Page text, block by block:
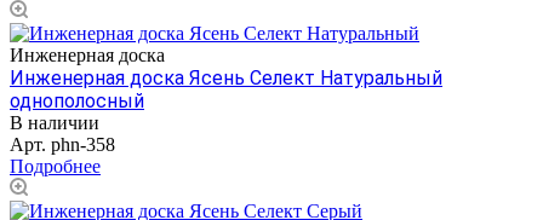
Инженерная доска
Инженерная доска Ясень Селект Натуральный
однополосный
В наличии
Арт. phn-358
Подробнее